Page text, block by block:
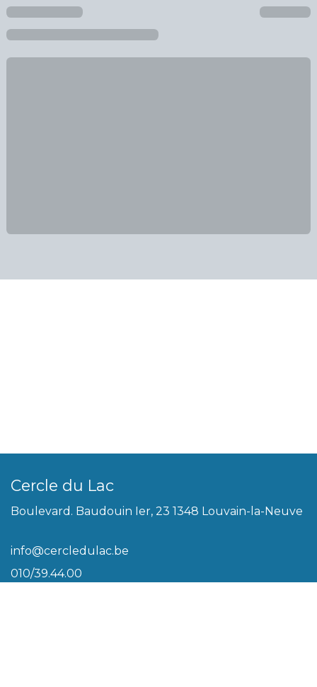
Cercle du Lac
Boulevard. Baudouin Ier, 23 1348 Louvain-la-Neuve
info@cercledulac.be
010/39.44.00